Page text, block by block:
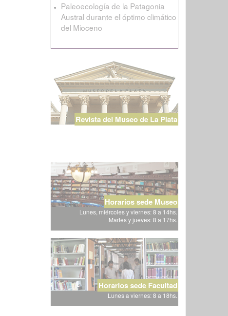
Paleoecología de la Patagonia
Austral durante el óptimo climático
del Mioceno
Revista del Museo de La Plata
Horarios sede Museo
Lunes, miércoles y viernes: 8 a 14hs.
Martes y jueves: 8 a 17hs.
Horarios sede Facultad
Lunes a viernes: 8 a 18hs.